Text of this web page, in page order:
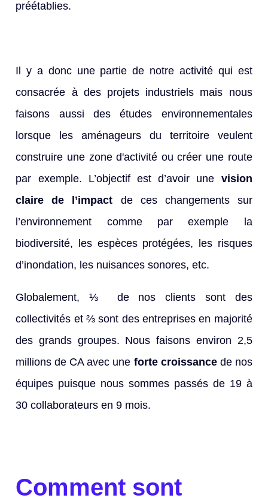
préétablies.
Il y a donc une partie de notre activité qui est
consacrée à des projets industriels mais nous
faisons aussi des études environnementales
lorsque les aménageurs du territoire veulent
construire une zone d'activité ou créer une route
par exemple. L’objectif est d’avoir une vision
claire de l’impact de ces changements sur
l’environnement comme par exemple la
biodiversité, les espèces protégées, les risques
d’inondation, les nuisances sonores, etc.
Globalement, ⅓ de nos clients sont des
collectivités et ⅔ sont des entreprises en majorité
des grands groupes. Nous faisons environ 2,5
millions de CA avec une forte croissancede nos
équipes puisque nous sommes passés de 19 à
30 collaborateurs en 9 mois.
Comment sont